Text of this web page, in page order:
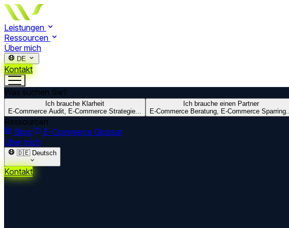
Leistungen
Ressourcen
Über mich
DE
Kontakt
Was suchen Sie?
Ich brauche Klarheit
E-Commerce Audit, E-Commerce Strategie...
Ich brauche einen Partner
E-Commerce Beratung, E-Commerce Sparring...
Ressourcen
Blog
E-Commerce Glossar
Über mich
🇩🇪 Deutsch
Kontakt